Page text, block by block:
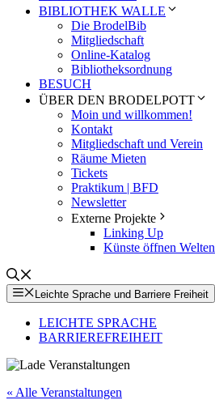
BIBLIOTHEK WALLE
Die BrodelBib
Mitgliedschaft
Online-Katalog
Bibliotheksordnung
BESUCH
ÜBER DEN BRODELPOTT
Moin und willkommen!
Kontakt
Mitgliedschaft und Verein
Räume Mieten
Tickets
Praktikum | BFD
Newsletter
Externe Projekte
Linking Up
Künste öffnen Welten
Leichte Sprache und Barriere Freiheit
LEICHTE SPRACHE
BARRIEREFREIHEIT
« Alle Veranstaltungen